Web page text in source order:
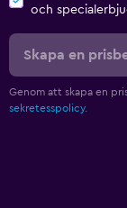
och
Skapa en
Genom att skapa en
sekretesspolicy.